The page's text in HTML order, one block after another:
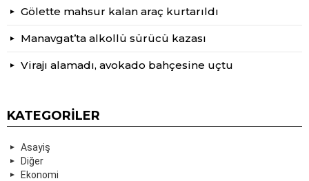
Gölette mahsur kalan araç kurtarıldı
Manavgat’ta alkollü sürücü kazası
Virajı alamadı, avokado bahçesine uçtu
KATEGORILER
Asayiş
Diğer
Ekonomi